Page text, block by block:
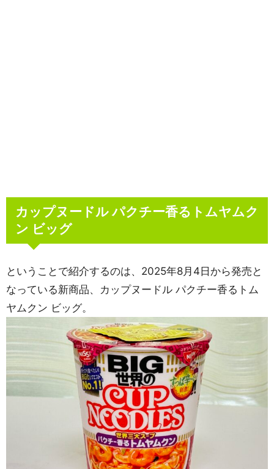
カップヌードル パクチー香るトムヤムク
ン ビッグ
ということで紹介するのは、2025年8月4日から発売と
なっている新商品、カップヌードル パクチー香るトム
ヤムクン ビッグ。